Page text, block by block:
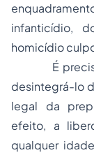
infanticídio,
homicídio
É preciso
desintegrá-lo
legal da
efeito, a
qualquer